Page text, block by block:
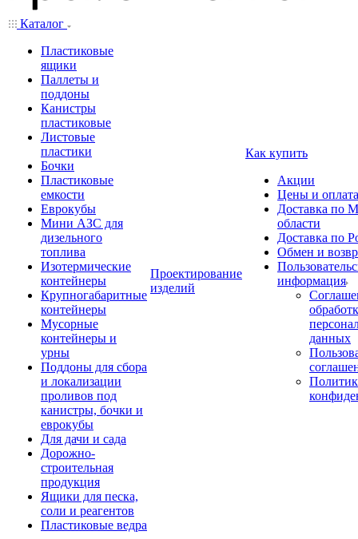
Каталог
Пластиковые
ящики
Паллеты и
поддоны
Канистры
пластиковые
Листовые
пластики
Бочки
Пластиковые
емкости
Еврокубы
Мини АЗС для
дизельного
топлива
Изотермические
контейнеры
Крупногабаритные
контейнеры
Мусорные
контейнеры и
урны
Поддоны для сбора
и локализации
проливов под
канистры, бочки и
еврокубы
Для дачи и сада
Дорожно-
строительная
продукция
Ящики для песка,
соли и реагентов
Пластиковые ведра
Проектирование
изделий
Как купить
Акции
Цены и оплата
Доставка по
области
Доставка по
Обмен и
информация
данных